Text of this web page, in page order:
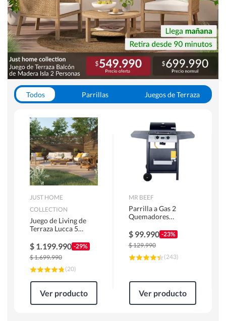
Todos Parrillas
Juegos de Terraza
JUST HOME
COLLECTION
Juego de Living de
Terraza Lucca 5
$ 1.199.990 -29%
$1.699.990
(20)
Ver producto
MR BEEF
Parrilla a Gas 2
Quemadores
$ 99.990 -23%
$129.990
(243)
Ver producto